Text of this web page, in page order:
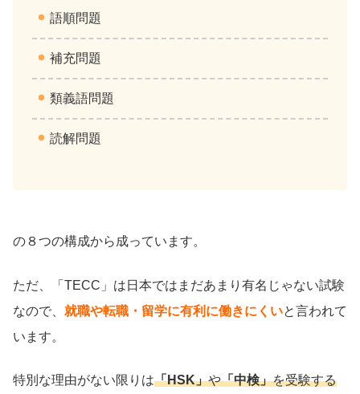
語順問題
補充問題
類義語問題
読解問題
の８つの構成から成っています。
ただ、「TECC」は日本ではまだあまり有名じゃない試験
なので、 就職や転職・留学に有利に働きにくいと言われて
います。
特別な理由がない限りは「HSK」や「中検」を受験する